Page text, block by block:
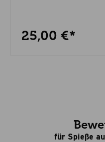
25,00 €*
für Spieße